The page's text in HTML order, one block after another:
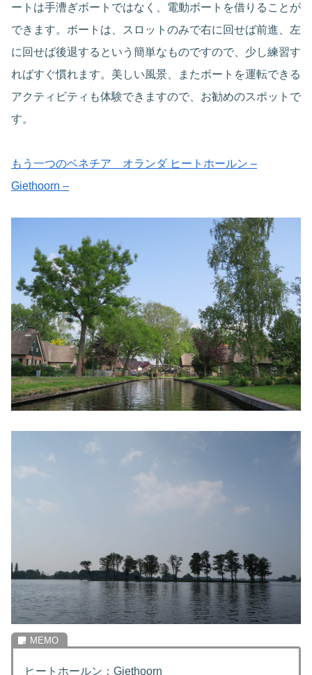
ートは手漕ぎボートではなく、電動ボートを借りることが
できます。ボートは、スロットのみで右に回せば前進、左
に回せば後退するという簡単なものですので、少し練習す
ればすぐ慣れます。美しい風景、またボートを運転できる
アクティビティも体験できますので、お勧めのスポットで
す。
もう一つのベネチア オランダ ヒートホールン –
Giethoorn –
ヒートホールン：Giethoorn